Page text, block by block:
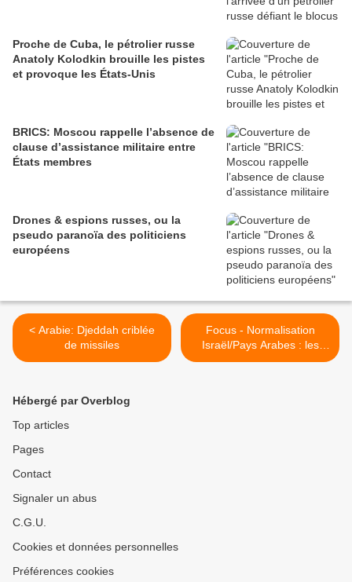
Proche de Cuba, le pétrolier russe
Anatoly Kolodkin brouille les pistes
et provoque les États-Unis
BRICS: Moscou rappelle l’absence de
clause d’assistance militaire entre
États membres
Drones & espions russes, ou la
pseudo paranoïa des politiciens
européens
< Arabie: Djeddah criblée
de missiles
Focus - Normalisation
Israël/Pays Arabes : les
$3milliards du Fonds
Hébergé par Overblog
Top articles
Pages
Contact
Signaler un abus
C.G.U.
Cookies et données personnelles
Préférences cookies